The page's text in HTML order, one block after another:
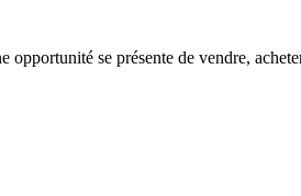
opportunité se présente de vendre,